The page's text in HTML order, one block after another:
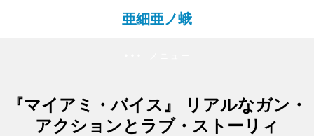
亜細亜ノ蛾
『マイアミ・バイス』 リアルなガン・
アクションとラブ・ストーリィ